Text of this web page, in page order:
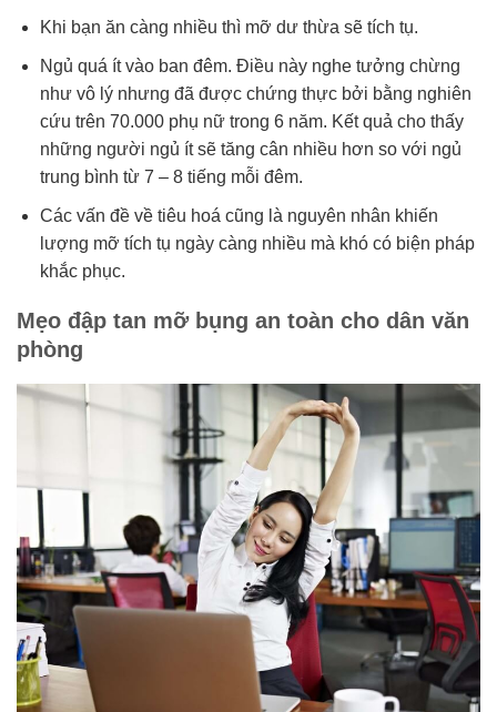
Khi bạn ăn càng nhiều thì mỡ dư thừa sẽ tích tụ.
Ngủ quá ít vào ban đêm. Điều này nghe tưởng chừng
như vô lý nhưng đã được chứng thực bởi bằng nghiên
cứu trên 70.000 phụ nữ trong 6 năm. Kết quả cho thấy
những người ngủ ít sẽ tăng cân nhiều hơn so với ngủ
trung bình từ 7 – 8 tiếng mỗi đêm.
Các vấn đề về tiêu hoá cũng là nguyên nhân khiến
lượng mỡ tích tụ ngày càng nhiều mà khó có biện pháp
khắc phục.
Mẹo đập tan mỡ bụng an toàn cho dân văn
phòng